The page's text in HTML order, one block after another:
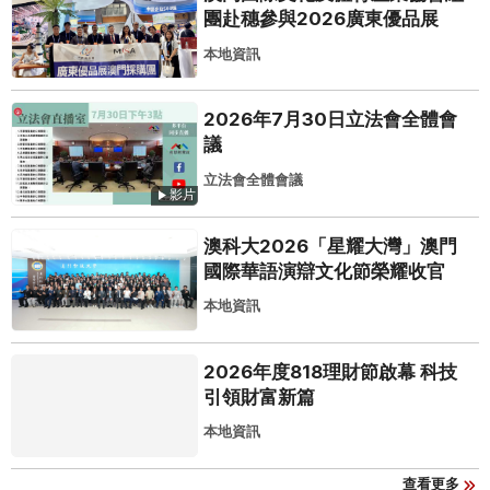
團赴穗參與2026廣東優品展
本地資訊
影片
2026年7月30日立法會全體會
議
立法會全體會議
澳科大2026「星耀大灣」澳門
國際華語演辯文化節榮耀收官
本地資訊
2026年度818理財節啟幕 科技
引領財富新篇
本地資訊
查看更多